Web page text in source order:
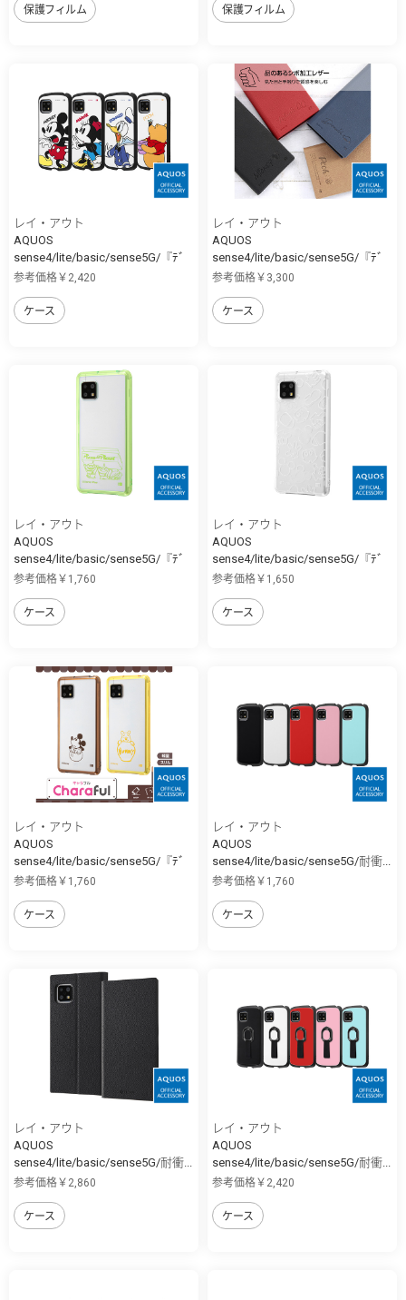
保護フィルム 保護フィルム
レイ・アウト
AQUOS
sense4/lite/basic/sense5G/『ﾃﾞ
ｨ...
参考価格￥2,420
ケース
レイ・アウト
AQUOS
sense4/lite/basic/sense5G/『ﾃﾞ
ｨ...
参考価格￥3,300
ケース
レイ・アウト
AQUOS
sense4/lite/basic/sense5G/『ﾃﾞ
ｨ...
参考価格￥1,760
ケース
レイ・アウト
AQUOS
sense4/lite/basic/sense5G/『ﾃﾞ
ｨ...
参考価格￥1,650
ケース
レイ・アウト
AQUOS
sense4/lite/basic/sense5G/『ﾃﾞ
ｨ...
参考価格￥1,760
ケース
レイ・アウト
AQUOS
sense4/lite/basic/sense5G/耐衝...
参考価格￥1,760
ケース
レイ・アウト
AQUOS
sense4/lite/basic/sense5G/耐衝...
参考価格￥2,860
ケース
レイ・アウト
AQUOS
sense4/lite/basic/sense5G/耐衝...
参考価格￥2,420
ケース